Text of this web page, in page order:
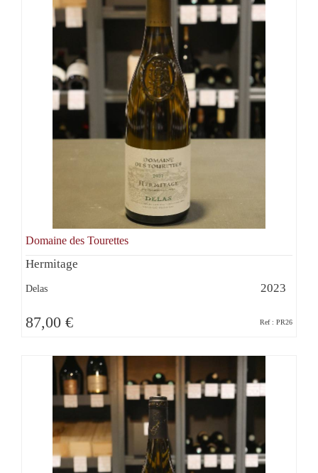
Domaine des Tourettes
Hermitage
Delas 2023
87,00 € Ref : PR26